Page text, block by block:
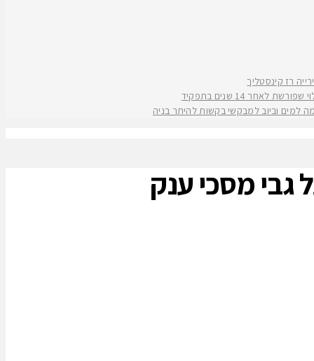
14 שנים בתפקיד
למים וביוב למבקשי בקשות להיתר בניה
גבי מסכי ענק